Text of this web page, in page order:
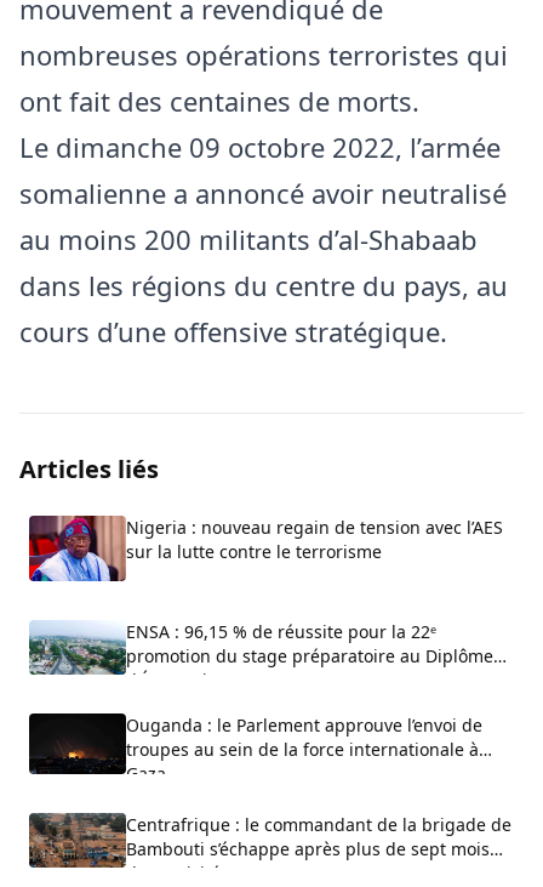
mouvement a revendiqué de
nombreuses opérations terroristes qui
ont fait des centaines de morts.
Le dimanche 09 octobre 2022, l’armée
somalienne a annoncé avoir neutralisé
au moins 200 militants d’al-Shabaab
dans les régions du centre du pays, au
cours d’une offensive stratégique.
Articles liés
Nigeria : nouveau regain de tension avec l’AES
sur la lutte contre le terrorisme
ENSA : 96,15 % de réussite pour la 22ᵉ
promotion du stage préparatoire au Diplôme
d’État-Major
Ouganda : le Parlement approuve l’envoi de
troupes au sein de la force internationale à
Gaza
Centrafrique : le commandant de la brigade de
Bambouti s’échappe après plus de sept mois
de captivité